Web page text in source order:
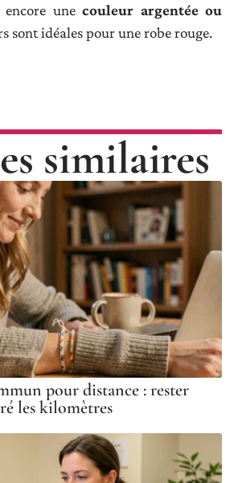
encore unecouleur argentée ou
sont idéales pour une robe rouge.
similaires
pour distance : rester
les kilomètres